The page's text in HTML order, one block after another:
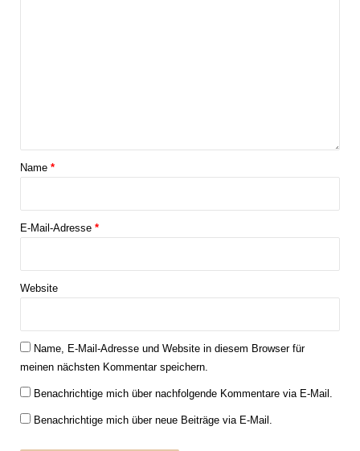
Name *
E-Mail-Adresse *
Website
Name, E-Mail-Adresse und Website in diesem Browser für
meinen nächsten Kommentar speichern.
Benachrichtige mich über nachfolgende Kommentare via E-Mail.
Benachrichtige mich über neue Beiträge via E-Mail.